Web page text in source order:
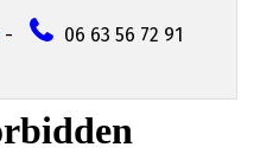
- 06 63 56 72 91